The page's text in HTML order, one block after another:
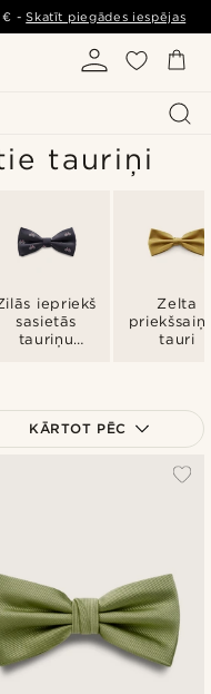
€ -Skatīt piegādes iespējas
tauriņi
iepriekš
sasietās
tauriņu
Zelta
tauri
KĀRTOT PĒC